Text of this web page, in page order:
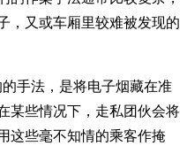
，又或车厢里较难被发现的
手法，是将电子烟藏在准
某些情况下，走私团伙会将
这些毫不知情的乘客作掩